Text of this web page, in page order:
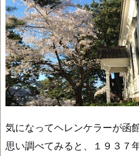
気になってヘレンケラーが函
思い調べてみると、１９３７